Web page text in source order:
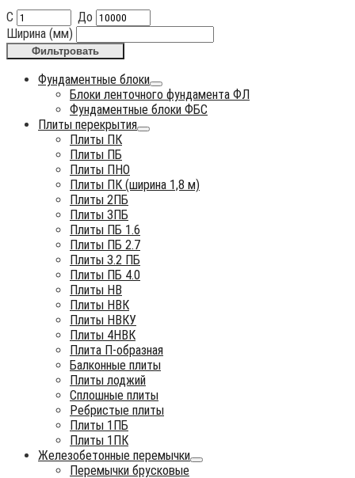
С
До
Ширина (мм)
Фильтровать
Фундаментные блоки
Блоки ленточного фундамента ФЛ
Фундаментные блоки ФБС
Плиты перекрытия
Плиты ПК
Плиты ПБ
Плиты ПНО
Плиты ПК (ширина 1,8 м)
Плиты 2ПБ
Плиты 3ПБ
Плиты ПБ 1.6
Плиты ПБ 2.7
Плиты 3.2 ПБ
Плиты ПБ 4.0
Плиты НВ
Плиты НВК
Плиты НВКУ
Плиты 4НВК
Плита П-образная
Балконные плиты
Плиты лоджий
Сплошные плиты
Ребристые плиты
Плиты 1ПБ
Плиты 1ПК
Железобетонные перемычки
Перемычки брусковые